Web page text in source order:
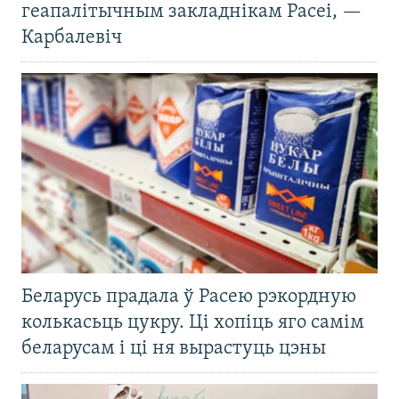
геапалітычным закладнікам Расеі, —
Карбалевіч
Беларусь прадала ў Расею рэкордную
колькасьць цукру. Ці хопіць яго самім
беларусам і ці ня вырастуць цэны